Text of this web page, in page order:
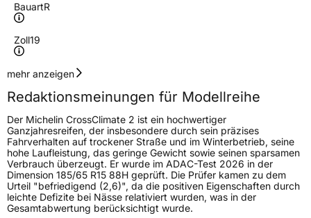
BauartR
Zoll19
Geschwindigkeitsindex
Höchstgeschwindigkeit
210 km/h
Lastindex103
Höchstlast875 kg
Gewicht (in kg)12,834 kg
Generelle Merkmale
mehr anzeigen
Redaktionsmeinungen für Modellreihe
Der Michelin CrossClimate 2 ist ein hochwertiger
Ganzjahresreifen, der insbesondere durch sein präzises
Fahrverhalten auf trockener Straße und im Winterbetrieb, seine
hohe Laufleistung, das geringe Gewicht sowie seinen sparsamen
Verbrauch überzeugt. Er wurde im ADAC-Test 2026 in der
Dimension 185/65 R15 88H geprüft. Die Prüfer kamen zu dem
Urteil "befriedigend (2,6)", da die positiven Eigenschaften durch
leichte Defizite bei Nässe relativiert wurden, was in der
Gesamtabwertung berücksichtigt wurde.